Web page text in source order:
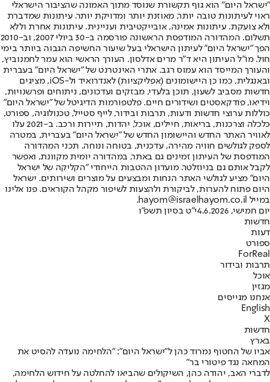
"ישראל היום" הוא גוף תקשורת שנוסד מתוך האמונה שהציבור הישראלי
ראוי לעיתונות טובה יותר, מאוזנת יותר ומדויקת יותר. עיתונות שמדברת
ולא צועקת. עיתונות אמינה, אובייקטיבית ועניינית. עיתונות אחרת וללא
תשלום. המהדורה המודפסת הראשונה פורסמה ב-30 ביולי 2007, וב-2010
הפך "ישראל היום" לעיתון הישראלי בעל שיעור החשיפה הגבוה ביותר בימי
חול. מו"ל העיתון היא ד"ר מרים אדלסון. העורך הראשי הוא עמר לחמנוביץ,
והעורך המייסד הוא עמוס רגב. אתרי האינטרנט של "ישראל היום" בעברית
ובאנגלית, כמו כן היישומונים (אפליקציות) לאנדרואיד ול-iOS, מציגים
חדשות מסביב לשעון, תוכן בלעדי, מבזקים ועדכונים, ניתוחים ופרשנויות,
וידיאו, פודקאסטים ושידורים חיים. פלטפורמות הדיגיטל של "ישראל היום"
כוללות ערוצי חדשות ודעות, תרבות ובידור, לייף סטייל, טכנולוגיה, ספורט,
כלכלה וצרכנות, בריאות, חיילים, אוכל, יהדות, תיירות ורכב. ב-2021 עלו
לאוויר האתר החדש והיישומון החדש של "ישראל היום" בעברית, במטרה
לספק לגולשים חוויה מהירה, עדכנית, בטוחה ונוחה. תכני המהדורה
המודפסת של העיתון זמינים גם באתר, במהדורה יומית מקוונת, ואפשר
לקבל אותם גם בניוזלטר. מועדון ההטבות הייחודי "הקליקה של ישראל
היום" מציע לגולשי האתר הנחות ומבצעים על מוצרים ושירותים. ישראל
היום פתוח להערות, לביקורת ולהצעות לשיפור מקהל הקוראים. פנו אלינו
במייל hayom@israelhayom.co.il.
יום חמישי, 4.6.2026
י"ט בסיון תשפ"ו
חדשות
דעות
ספורט
ForReal
תרבות ובידור
אוכל
מגזין
אנחנו מגייסים
English
X
חדשות
בארץ
אביו של החטוף נמרוד כהן ל"ישראל היום": "הלחימה נועדה להסיט את
המחאה נגד פיטורי בר"
לדברי האב, יהודה כהן, השיקולים שהביאו להחלטה על חידוש הלחימה,